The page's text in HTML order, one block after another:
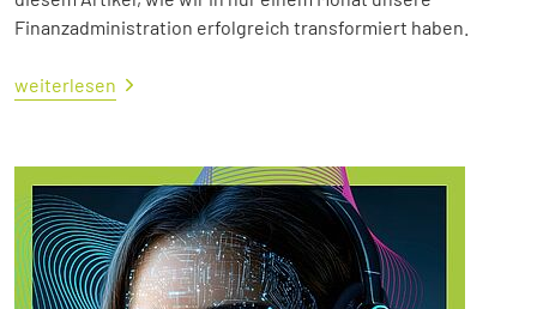
Finanzadministration erfolgreich transformiert haben.
weiterlesen